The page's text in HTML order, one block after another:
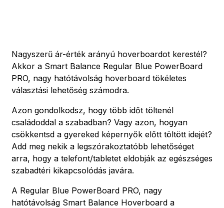
Nagyszerű ár-érték arányú hoverboardot kerestél?
Akkor a Smart Balance Regular Blue PowerBoard
PRO, nagy hatótávolság hoverboard tökéletes
választási lehetőség számodra.
Azon gondolkodsz, hogy több időt töltenél
családoddal a szabadban? Vagy azon, hogyan
csökkentsd a gyereked képernyők előtt töltött idejét?
Add meg nekik a legszórakoztatóbb lehetőséget
arra, hogy a telefont/tabletet eldobják az egészséges
szabadtéri kikapcsolódás javára.
A Regular Blue PowerBoard PRO, nagy
hatótávolság Smart Balance Hoverboard a